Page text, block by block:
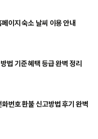
이지 숙소 날씨 이용 안내
법 기준 혜택 등급 완벽 정리
번호 환불 신고방법 후기 완벽